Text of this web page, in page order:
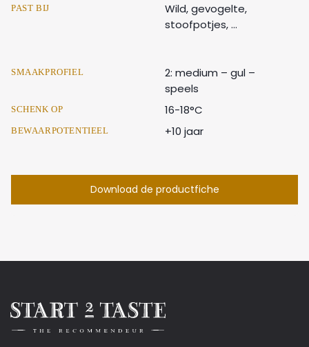
PAST BIJ
Wild, gevogelte,
stoofpotjes, ...
SMAAKPROFIEL
2: medium – gul –
speels
SCHENK OP 16-18°C
BEWAARPOTENTIEEL +10 jaar
Download de productfiche